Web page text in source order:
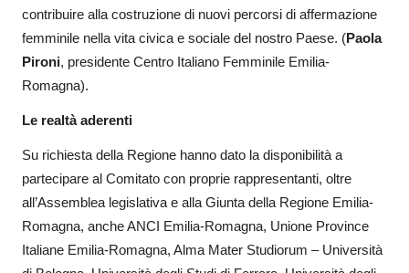
contribuire alla costruzione di nuovi percorsi di affermazione
femminile nella vita civica e sociale del nostro Paese. (Paola
Pironi, presidente Centro Italiano Femminile Emilia-
Romagna).
Le realtà aderenti
Su richiesta della Regione hanno dato la disponibilità a
partecipare al Comitato con proprie rappresentanti, oltre
all’Assemblea legislativa e alla Giunta della Regione Emilia-
Romagna, anche ANCI Emilia-Romagna, Unione Province
Italiane Emilia-Romagna, Alma Mater Studiorum – Università